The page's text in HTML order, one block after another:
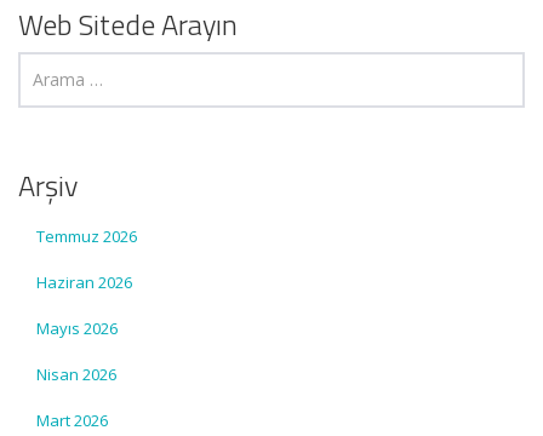
Web Sitede Arayın
Arşiv
Temmuz 2026
Haziran 2026
Mayıs 2026
Nisan 2026
Mart 2026